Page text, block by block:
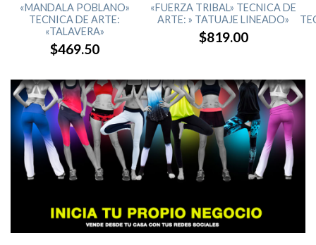
«MANDALA POBLANO»
TECNICA DE ARTE:
«TALAVERA»
$469.50
«FUERZA TRIBAL» TECNICA DE
ARTE: » TATUAJE LINEADO»
$819.00